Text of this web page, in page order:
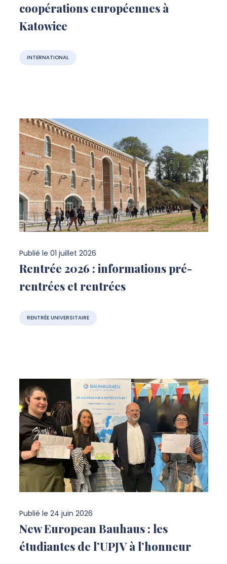
coopérations européennes à
Katowice
INTERNATIONAL
Publié le 01 juillet 2026
Rentrée 2026 : informations pré-
rentrées et rentrées
RENTRÉE UNIVERSITAIRE
Publié le 24 juin 2026
New European Bauhaus : les
étudiantes de l’UPJV à l’honneur